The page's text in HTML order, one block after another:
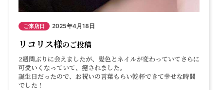
ご来店日 2025年4月18日
リコリス様のご投稿
2週間ぶりに会えましたが、髪色とネイルが変わっていてさらに
可愛いくなっていて、癒されました。
誕生日だったので、お祝いの言葉もらい乾杯できて幸せな時間
でした！